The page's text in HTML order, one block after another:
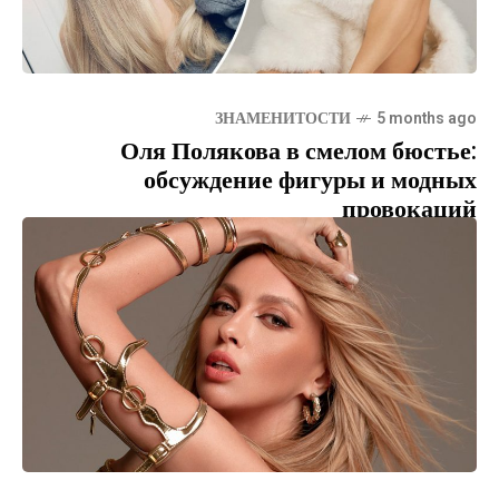
ЗНАМЕНИТОСТИ 5 months ago
Оля Полякова в смелом бюстье:
обсуждение фигуры и модных
провокаций